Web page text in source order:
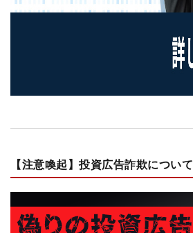
【注意喚起】投資広告詐欺について